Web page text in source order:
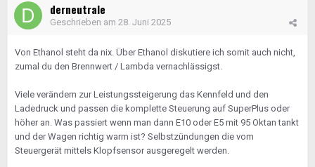
derneutrale
Geschrieben am 28. Juni 2025
Von Ethanol steht da nix. Über Ethanol diskutiere ich somit auch nicht,
zumal du den Brennwert / Lambda vernachlässigst.
Viele verändern zur Leistungssteigerung das Kennfeld und den
Ladedruck und passen die komplette Steuerung auf SuperPlus oder
höher an. Was passiert wenn man dann E10 oder E5 mit 95 Oktan tankt
und der Wagen richtig warm ist? Selbstzündungen die vom
Steuergerät mittels Klopfsensor ausgeregelt werden.